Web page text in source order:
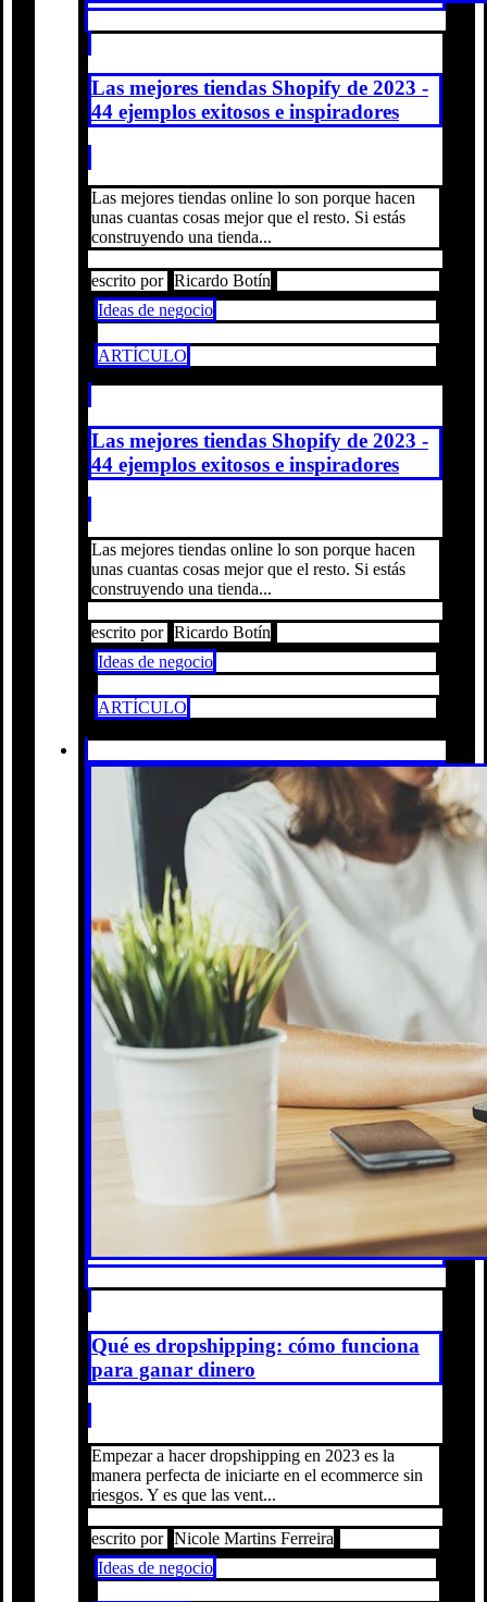
Las mejores tiendas Shopify de 2023 -
44 ejemplos exitosos e inspiradores
Las mejores tiendas online lo son porque hacen
unas cuantas cosas mejor que el resto. Si estás
construyendo una tienda...
escrito por Ricardo Botín
Ideas de negocio
ARTÍCULO
Las mejores tiendas Shopify de 2023 -
44 ejemplos exitosos e inspiradores
Las mejores tiendas online lo son porque hacen
unas cuantas cosas mejor que el resto. Si estás
construyendo una tienda...
escrito por Ricardo Botín
Ideas de negocio
ARTÍCULO
Qué es dropshipping: cómo funciona
para ganar dinero
Empezar a hacer dropshipping en 2023 es la
manera perfecta de iniciarte en el ecommerce sin
riesgos. Y es que las vent...
escrito por Nicole Martins Ferreira
Ideas de negocio